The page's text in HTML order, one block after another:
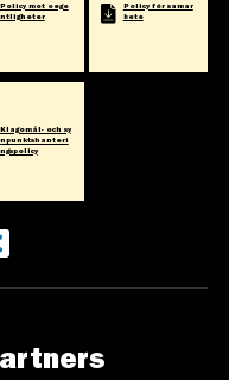
Policy mot oege
ntligheter
Policy för samar
bete
Klagomål- och sy
npunktshanteri
ngspolicy